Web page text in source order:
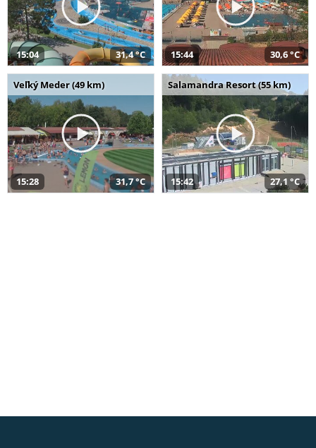
15:04 31,4 °C 15:44 30,6 °C
Veľký Meder (49 km)
15:28 31,7 °C
Salamandra Resort (55 km)
15:42 27,1 °C